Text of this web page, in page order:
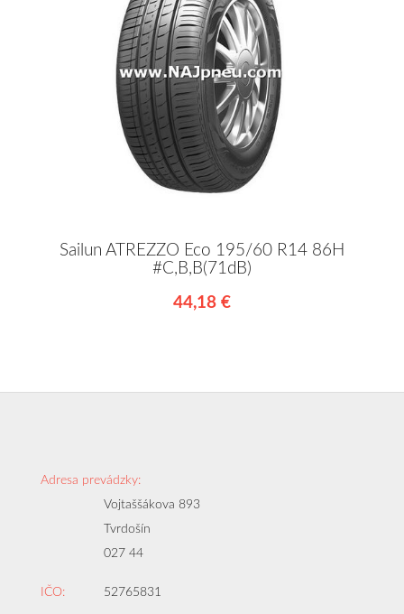
Sailun ATREZZO Eco 195/60 R14 86H
#C,B,B(71dB)
44,18 €
Adresa prevádzky:
Vojtaššákova 893
Tvrdošín
027 44
IČO: 52765831